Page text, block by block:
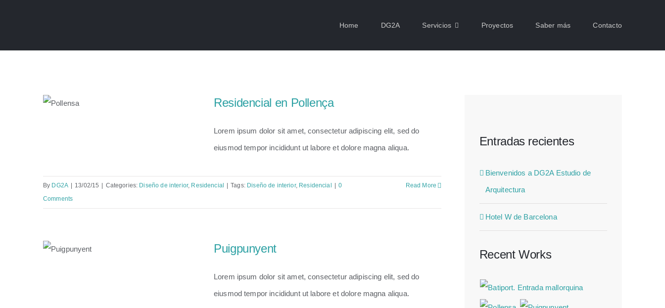
Home DG2A Servicios Proyectos Saber más Contacto
Residencial en Pollença
Lorem ipsum dolor sit amet, consectetur adipiscing elit, sed do
eiusmod tempor incididunt ut labore et dolore magna aliqua.
By DG2A 13/02/15 Categories: Diseño de interior, Residencial Tags: Diseño de interior, Residencial
0
Comments
Read More
Puigpunyent
Lorem ipsum dolor sit amet, consectetur adipiscing elit, sed do
eiusmod tempor incididunt ut labore et dolore magna aliqua.
Entradas recientes
Bienvenidos a DG2A Estudio de
Arquitectura
Hotel W de Barcelona
Recent Works